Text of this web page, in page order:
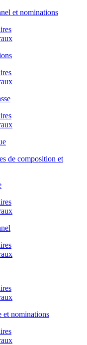
et nominations
de composition et
et nominations